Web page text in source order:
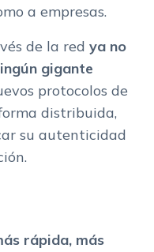
a empresas.
de la red ya no
gigante
protocolos de
distribuida,
su autenticidad
rápida, más